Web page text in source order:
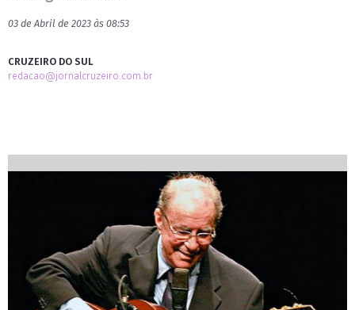
03 de Abril de 2023 às 08:53
CRUZEIRO DO SUL
redacao@jornalcruzeiro.com.br